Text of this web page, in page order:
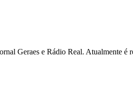
Geraes e Rádio Real. Atualmente é